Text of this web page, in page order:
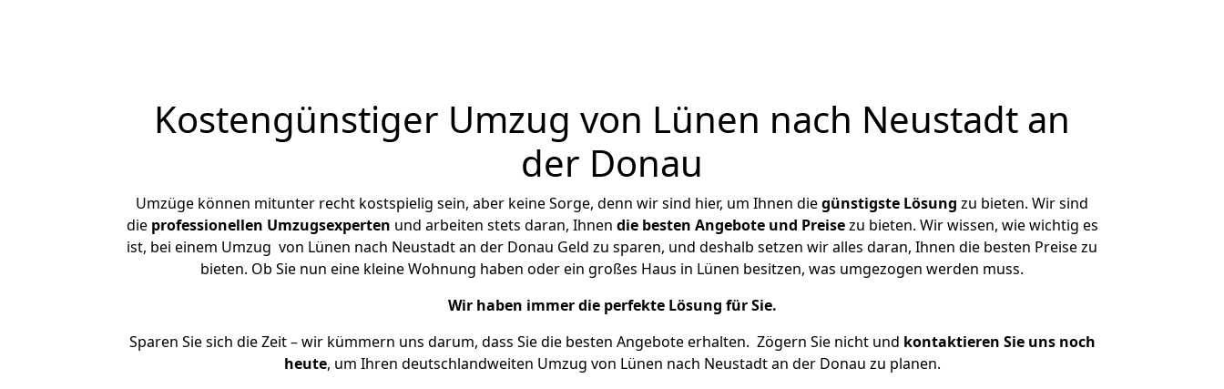
Kostengünstiger Umzug von Lünen nach Neustadt an
der Donau
Umzüge können mitunter recht kostspielig sein, aber keine Sorge, denn wir sind hier, um Ihnen diegünstigste Lösung zu bieten. Wir sind
die professionellen Umzugsexperten und arbeiten stets daran, Ihnen die besten Angebote und Preisezu bieten. Wir wissen, wie wichtig es
ist, bei einem Umzug von Lünen nach Neustadt an der Donau Geld zu sparen, und deshalb setzen wir alles daran, Ihnen die besten Preise zu
bieten. Ob Sie nun eine kleine Wohnung haben oder ein großes Haus in Lünen besitzen, was umgezogen werden muss.
Wir haben immer die perfekte Lösung für Sie.
Sparen Sie sich die Zeit – wir kümmern uns darum, dass Sie die besten Angebote erhalten. Zögern Sie nicht und kontaktieren Sie uns noch
heute, um Ihren deutschlandweiten Umzug von Lünen nach Neustadt an der Donau zu planen.